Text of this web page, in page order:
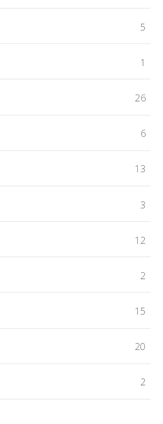
5
1
26
6
13
3
12
2
15
20
2